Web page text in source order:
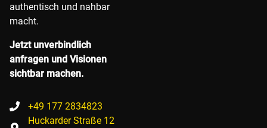
authentisch und nahbar
macht.
Jetzt unverbindlich
anfragen und Visionen
sichtbar machen.
+49 177 2834823
Huckarder Straße 12